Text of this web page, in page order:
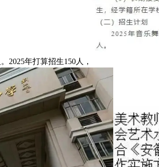
年打算招生150人，